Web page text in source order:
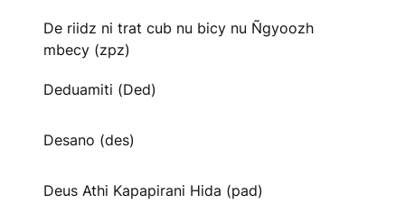
De riidz ni trat cub nu bicy nu Ñgyoozh
mbecy (zpz)
Deduamiti (Ded)
Desano (des)
Deus Athi Kapapirani Hida (pad)